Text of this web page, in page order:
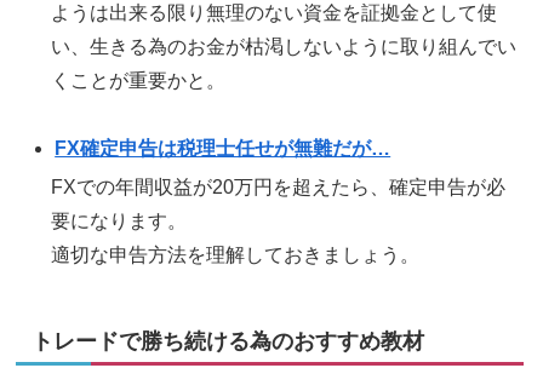
ようは出来る限り無理のない資金を証拠金として使
い、生きる為のお金が枯渇しないように取り組んでい
くことが重要かと。
FX確定申告は税理士任せが無難だが…
FXでの年間収益が20万円を超えたら、確定申告が必
要になります。
適切な申告方法を理解しておきましょう。
トレードで勝ち続ける為のおすすめ教材